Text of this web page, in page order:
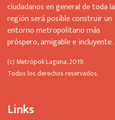
b
e
l
e
t
b
k
ciudadanos en general de toda la
región será posible construir un
entorno metropolitano más
próspero, amigable e incluyente.
(c) Metrópoli Laguna, 2019.
Todos los derechos reservados.
Links